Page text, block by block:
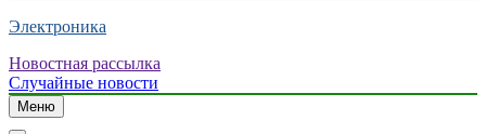
Электроника
Новостная рассылка
Случайные новости
Меню